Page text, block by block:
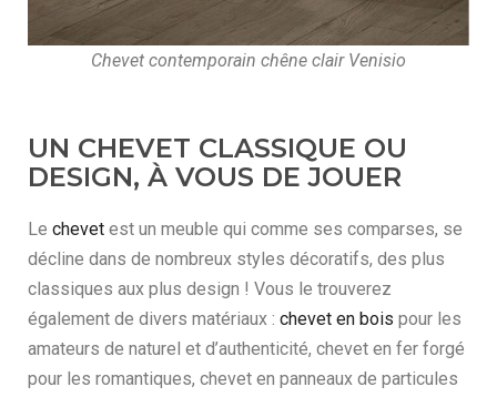
Chevet contemporain chêne clair Venisio
UN CHEVET CLASSIQUE OU
DESIGN, À VOUS DE JOUER
Le chevet est un meuble qui comme ses comparses, se
décline dans de nombreux styles décoratifs, des plus
classiques aux plus design ! Vous le trouverez
également de divers matériaux : chevet en bois pour les
amateurs de naturel et d’authenticité, chevet en fer forgé
pour les romantiques, chevet en panneaux de particules